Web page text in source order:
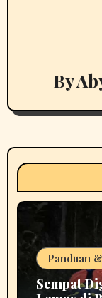
a
i
o
n
By
Panduan
Sempat